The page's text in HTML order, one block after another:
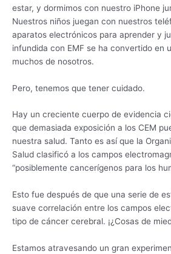
estar, y dormimos con nuestro iPhone
Nuestros niños juegan con nuestros
aparatos electrónicos para aprender y
infundida con EMF se ha convertido en
muchos de nosotros.
Pero, tenemos que tener cuidado.
Hay un creciente cuerpo de evidencia
que demasiada exposición a los CEM
nuestra salud. Tanto es así que la
Salud clasificó a los campos
“posiblemente cancerígenos para los
Esto fue después de que una serie de
suave correlación entre los campos
tipo de cáncer cerebral. ¡¿Cosas de
Estamos atravesando un gran